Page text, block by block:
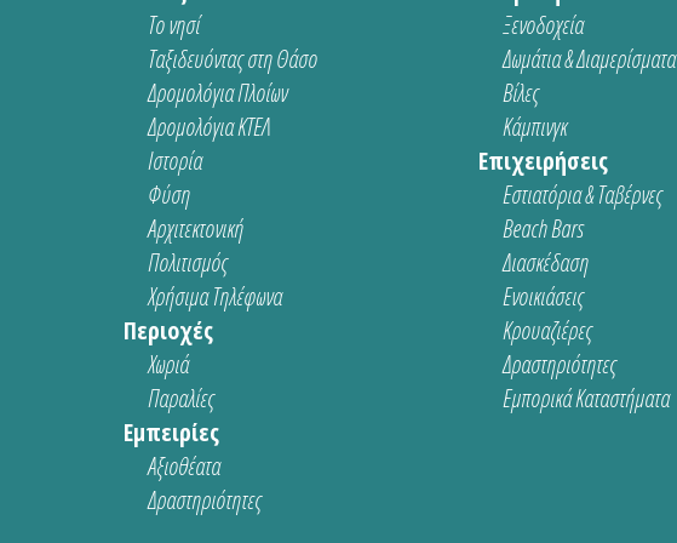
Το νησί
Ταξιδευόντας στη Θάσο
Δρομολόγια Πλοίων
Δρομολόγια ΚΤΕΛ
Ιστορία
Φύση
Αρχιτεκτονική
Πολιτισμός
Χρήσιμα Τηλέφωνα
Περιοχές
Χωριά
Παραλίες
Εμπειρίες
Αξιοθέατα
Δραστηριότητες
Ξενοδοχεία
Δωμάτια & Διαμερίσματα
Βίλες
Κάμπινγκ
Επιχειρήσεις
Εστιατόρια & Ταβέρνες
Beach Bars
Διασκέδαση
Ενοικιάσεις
Κρουαζιέρες
Δραστηριότητες
Εμπορικά Καταστήματα